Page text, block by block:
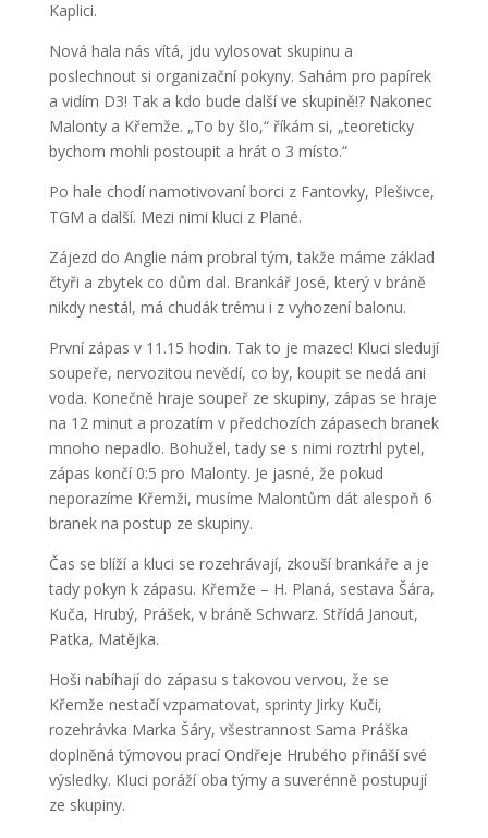
Kaplici.
Nová hala nás vítá, jdu vylosovat skupinu a
poslechnout si organizační pokyny. Sahám pro papírek
a vidím D3! Tak a kdo bude další ve skupině!? Nakonec
Malonty a Křemže. „To by šlo,“ říkám si, „teoreticky
bychom mohli postoupit a hrát o 3 místo.“
Po hale chodí namotivovaní borci z Fantovky, Plešivce,
TGM a další. Mezi nimi kluci z Plané.
Zájezd do Anglie nám probral tým, takže máme základ
čtyři a zbytek co dům dal. Brankář José, který v bráně
nikdy nestál, má chudák trému i z vyhození balonu.
První zápas v 11.15 hodin. Tak to je mazec! Kluci sledují
soupeře, nervozitou nevědí, co by, koupit se nedá ani
voda. Konečně hraje soupeř ze skupiny, zápas se hraje
na 12 minut a prozatím v předchozích zápasech branek
mnoho nepadlo. Bohužel, tady se s nimi roztrhl pytel,
zápas končí 0:5 pro Malonty. Je jasné, že pokud
neporazíme Křemži, musíme Malontům dát alespoň 6
branek na postup ze skupiny.
Čas se blíží a kluci se rozehrávají, zkouší brankáře a je
tady pokyn k zápasu. Křemže – H. Planá, sestava Šára,
Kuča, Hrubý, Prášek, v bráně Schwarz. Střídá Janout,
Patka, Matějka.
Hoši nabíhají do zápasu s takovou vervou, že se
Křemže nestačí vzpamatovat, sprinty Jirky Kuči,
rozehrávka Marka Šáry, všestrannost Sama Práška
doplněná týmovou prací Ondřeje Hrubého přináší své
výsledky. Kluci poráží oba týmy a suverénně postupují
ze skupiny.